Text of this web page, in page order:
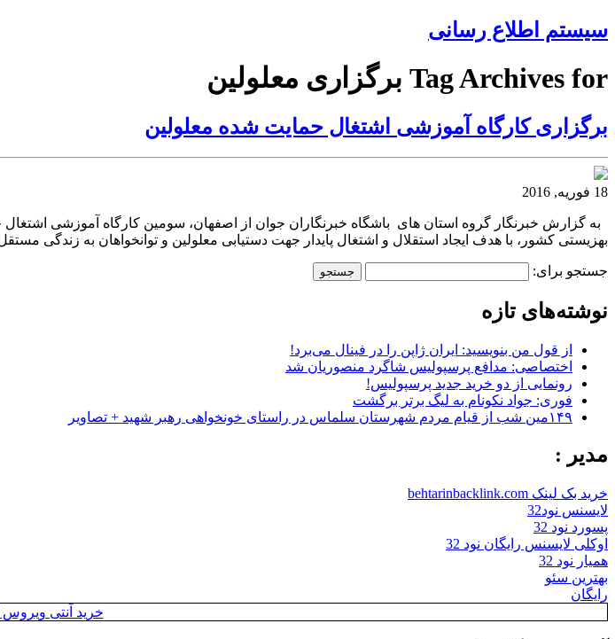
سیستم اطلاع رسانی
Tag Archives for برگزاری معلولین
برگزاری کارگاه آموزشی اشتغال حمایت شده معلولین
18 فوریه, 2016
به گزارش خبرنگار گروه استان های باشگاه خبرنگاران جوان از اصفهان، سومین کارگاه آموزشی
بهزیستی کشور، با هدف ایجاد استقلال و اشتغال پایدار جهت دستیابی معلولین و توانخواهان به زندگی
جستجو برای:
نوشته‌های تازه
از قول من بنویسید: ایران ژاپن را در فینال می‌برد!
اختصاصی: مدافع پرسپولیس شاگرد منصوریان شد
رونمایی از دو خرید جدید پرسپولیس!
فوری: جواد نکونام به لیگ برتر برگشت
۱۴۹مین شب از قیام مردم شهرستان سلماس در راستای خونخواهی رهبر شهید + تصاویر
مدیر :
خرید بک لینک behtarinbacklink.com
لایسنس نود32
پسورد نود 32
اوکلی لایسنس رایگان نود 32
همیار نود 32
بهترین سئو
رایگان
خرید آنتی